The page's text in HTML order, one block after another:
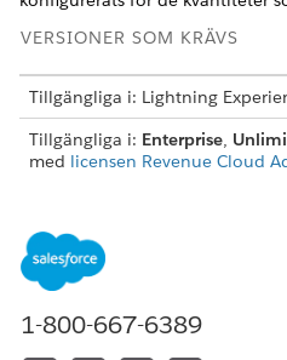
VERSIONER SOM KRÄVS
Tillgängliga i: Lightning
Tillgängliga i: Enterprise,
med licensen Revenue Cloud
som är berättigad till 25 %
enheter som används över de
kund konsumerar 150 MB.
Volymbaserade
1-800-667-6389